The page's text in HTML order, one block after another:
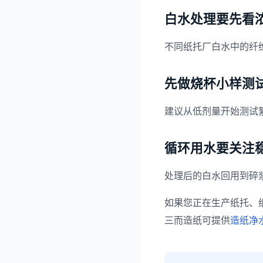
白水处理要先看
不同纸托厂白水中的纤
先做烧杯小样测
建议从低剂量开始测试
循环用水要关注
处理后的白水回用到碎
如果您正在生产纸托、
三而造纸可提供造纸净